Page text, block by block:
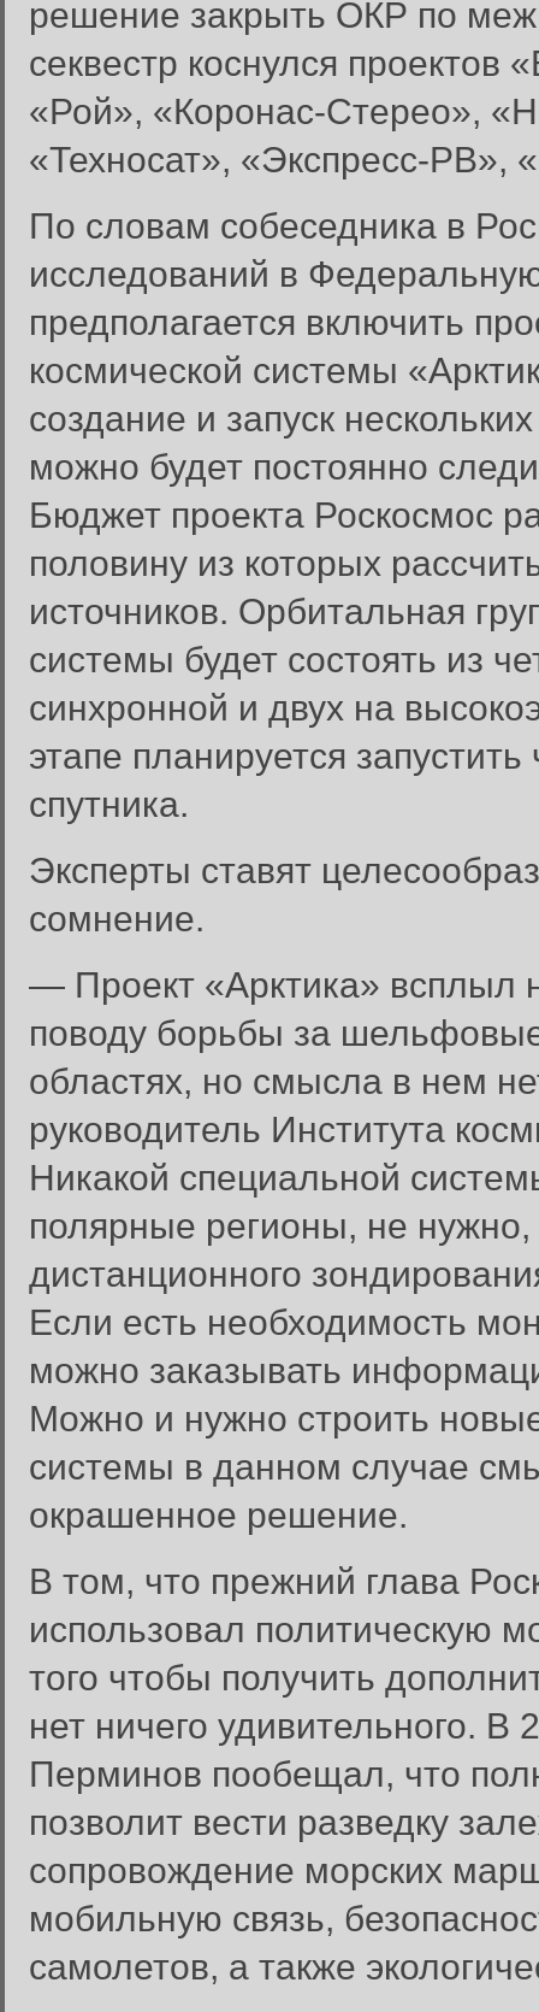
решение закрыть ОКР по
секвестр коснулся
«Рой», «Коронас-Стерео»,
«Техносат», «Экспресс-
По словам собеседника в
исследований в
предполагается включить
космической системы
создание и запуск
можно будет постоянно
Бюджет проекта Роскосмос
половину из которых
источников. Орбитальная
системы будет состоять из
синхронной и двух на
этапе планируется
спутника.
Эксперты ставят
сомнение.
— Проект «Арктика» всплыл
поводу борьбы за
областях, но смысла в нем
руководитель Института
Никакой специальной
полярные регионы, не нужно,
дистанционного
Если есть необходимость
можно заказывать
Можно и нужно строить
системы в данном случае
окрашенное решение.
В том, что прежний глава
использовал политическую
того чтобы получить
нет ничего удивительного. В
Перминов пообещал, что
позволит вести разведку
сопровождение морских
мобильную связь,
самолетов, а также